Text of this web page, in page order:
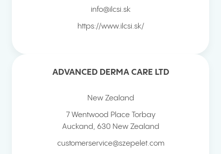
info@ilcsi.sk
https://www.ilcsi.sk/
ADVANCED DERMA CARE LTD
New Zealand
7 Wentwood Place Torbay
Auckand
630 New Zealand
customerservice@szepelet.com